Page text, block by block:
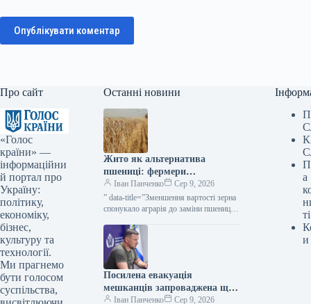
Опублікувати коментар
Про сайт
«Голос
країни» —
інформаційни
й портал про
Україну:
політику,
економіку,
бізнес,
культуру та
технології.
Ми прагнемо
бути голосом
суспільства,
Останні новини
Жито як альтернатива
пшениці: фермери
розглядають зміну культур —
КУРКУЛЬ
Іван Панченко
Сер 9, 2026
” data-title=”Зменшення вартості зерна
спонукало аграрія до заміни пшениці
url=”https://kurkul.com/news/41856-
cherez-padinnya-tsin-na-zerno-fermer-
zadumavsya-pro-zaminu-pshenitsi-
jitom”> Через зниження вартості зерна
аграрій розглядає можливість заміни
пшениці…
Посилена евакуація
мешканців запроваджена ще
в двох населених пунктах
Іван Панченко Сер 9, 2026
а
ті
и